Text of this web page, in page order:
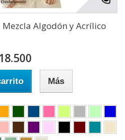
Mezcla Algodón y Acrílico
Más